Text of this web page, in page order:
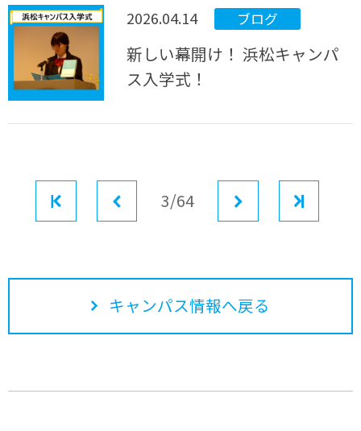
2026.04.14 ブログ
新しい幕開け！ 浜松キャンパ
ス入学式！
前へ3/64
キャンパス情報へ戻る